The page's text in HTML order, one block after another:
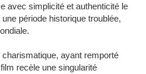
avec simplicité et authenticité le
période historique troublée,
ayant remporté
recèle une singularité